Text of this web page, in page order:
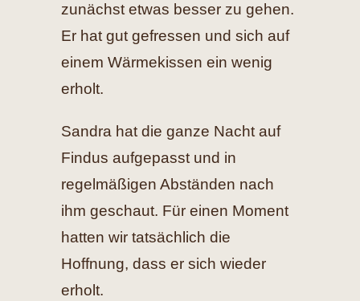
zunächst etwas besser zu gehen.
Er hat gut gefressen und sich auf
einem Wärmekissen ein wenig
erholt.
Sandra hat die ganze Nacht auf
Findus aufgepasst und in
regelmäßigen Abständen nach
ihm geschaut. Für einen Moment
hatten wir tatsächlich die
Hoffnung, dass er sich wieder
erholt.